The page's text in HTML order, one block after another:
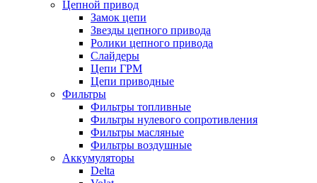
Цепной привод
Замок цепи
Звезды цепного привода
Ролики цепного привода
Слайдеры
Цепи ГРМ
Цепи приводные
Фильтры
Фильтры топливные
Фильтры нулевого сопротивления
Фильтры масляные
Фильтры воздушные
Аккумуляторы
Delta